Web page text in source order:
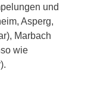
und
Asperg,
Marbach
wie